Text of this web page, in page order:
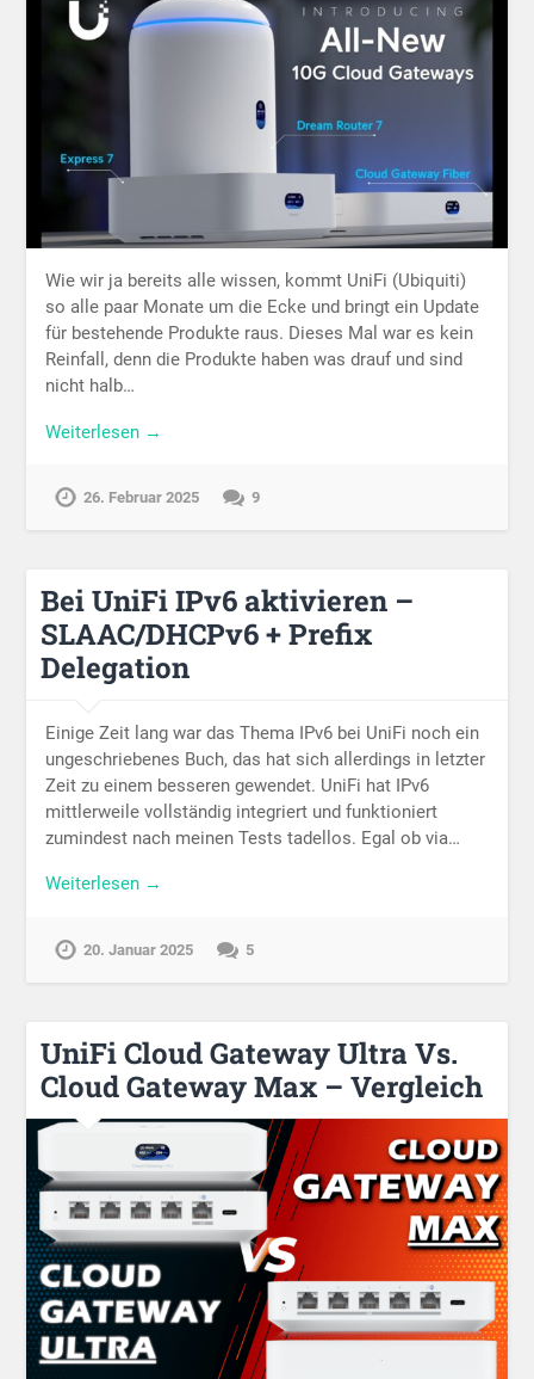
Wie wir ja bereits alle wissen, kommt UniFi (Ubiquiti)
so alle paar Monate um die Ecke und bringt ein Update
für bestehende Produkte raus. Dieses Mal war es kein
Reinfall, denn die Produkte haben was drauf und sind
nicht halb…
Weiterlesen →
26. Februar 2025 9
Bei UniFi IPv6 aktivieren –
SLAAC/DHCPv6 + Prefix
Delegation
Einige Zeit lang war das Thema IPv6 bei UniFi noch ein
ungeschriebenes Buch, das hat sich allerdings in letzter
Zeit zu einem besseren gewendet. UniFi hat IPv6
mittlerweile vollständig integriert und funktioniert
zumindest nach meinen Tests tadellos. Egal ob via…
Weiterlesen →
20. Januar 2025 5
UniFi Cloud Gateway Ultra Vs.
Cloud Gateway Max – Vergleich